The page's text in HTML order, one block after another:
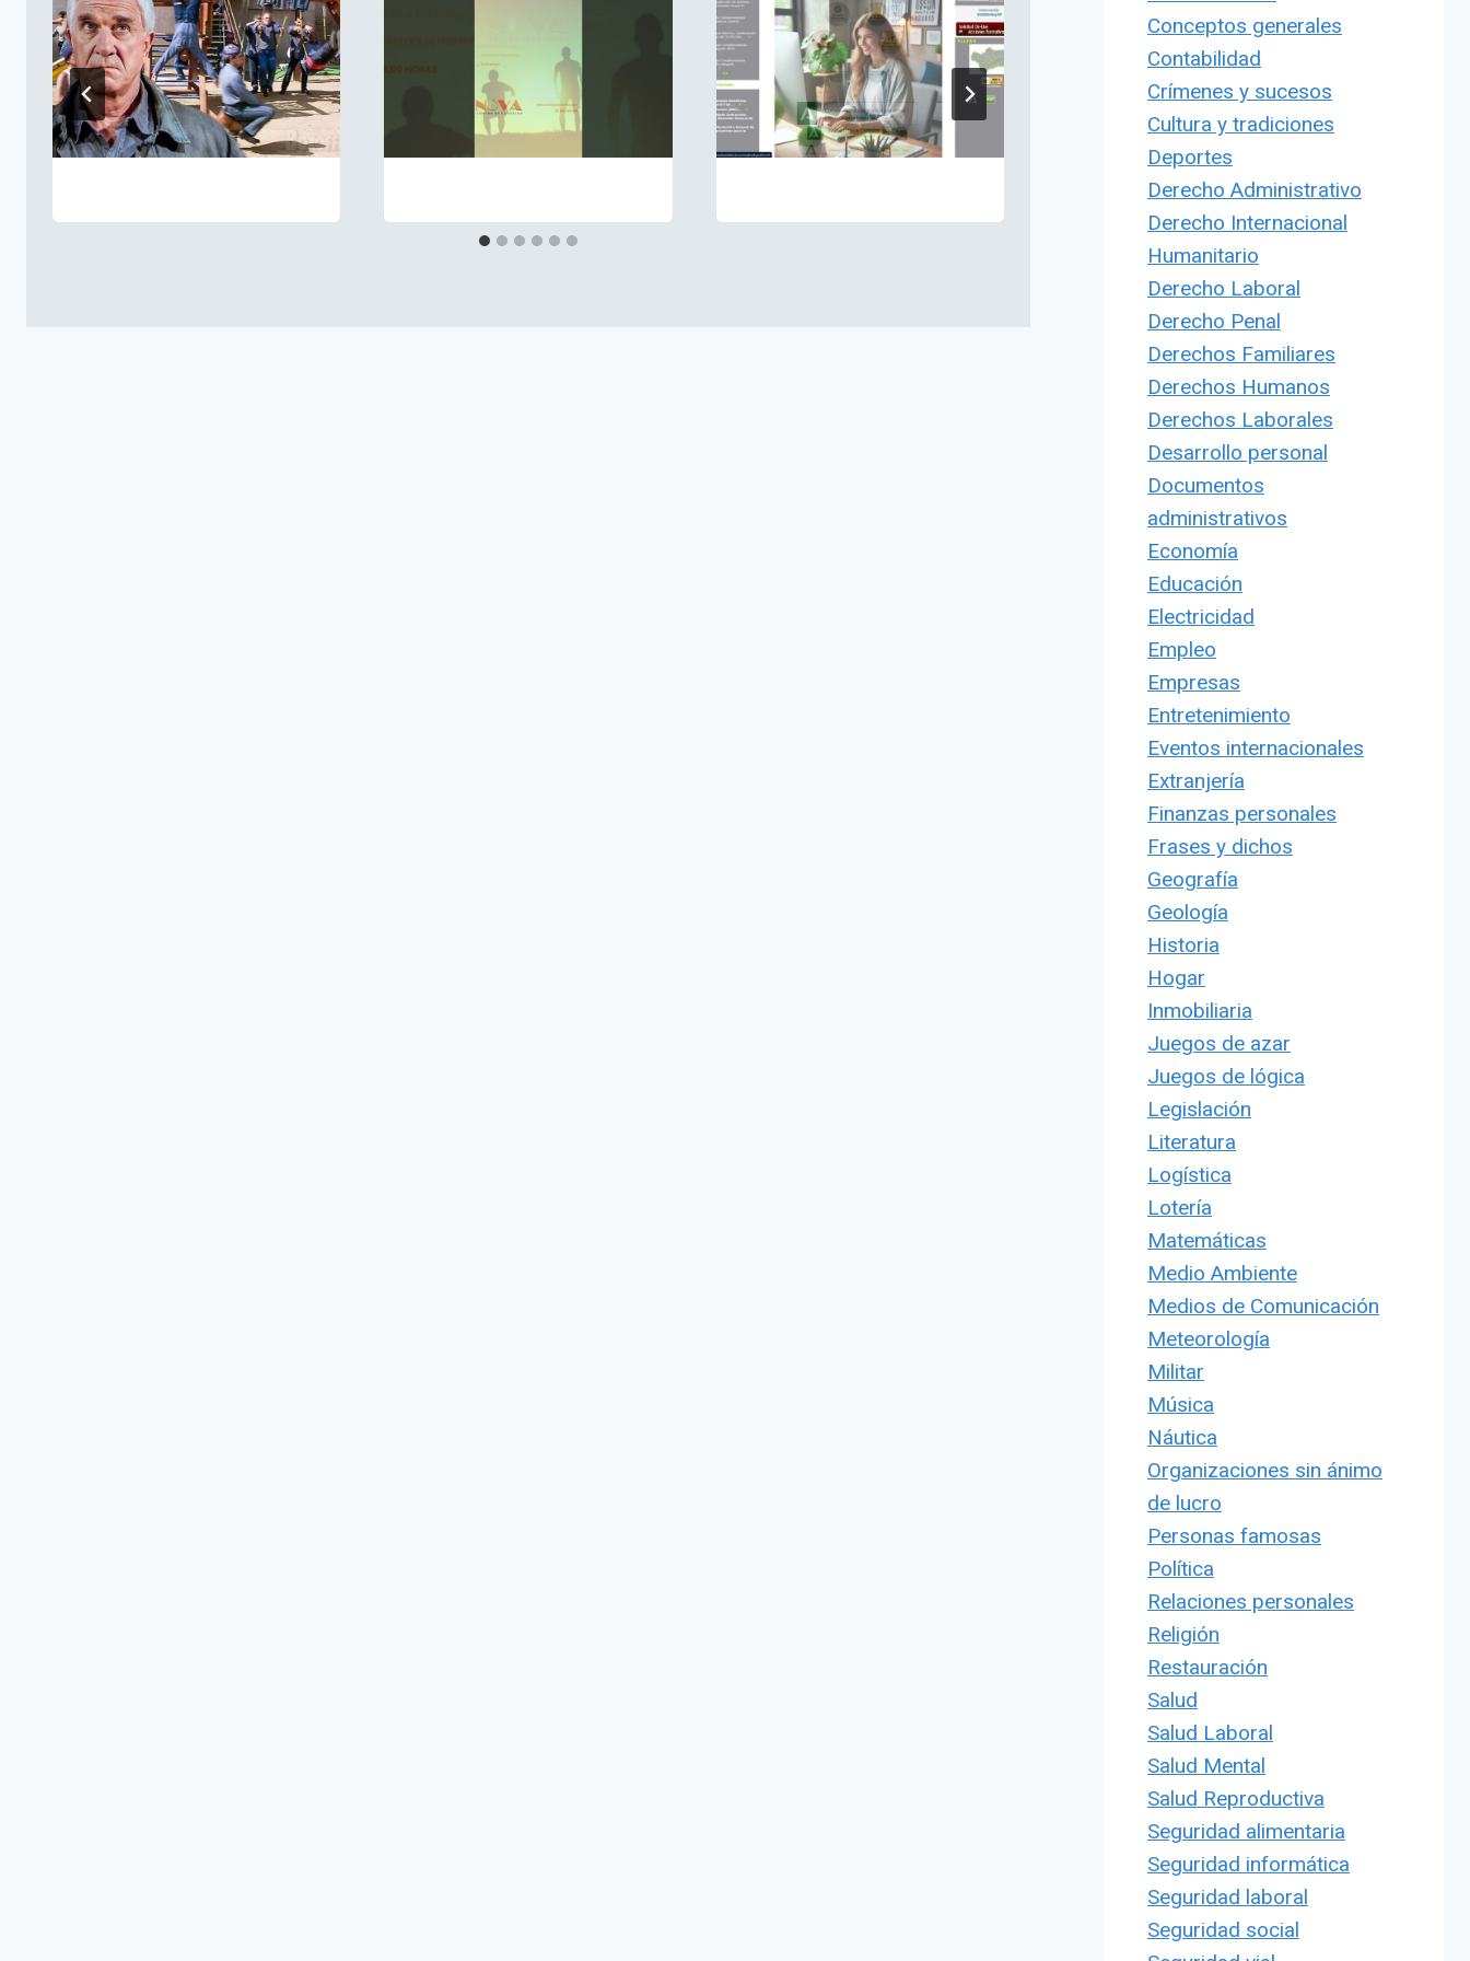
Conceptos generales
Contabilidad
Crímenes y sucesos
Cultura y tradiciones
Deportes
Derecho Administrativo
Derecho Internacional
Humanitario
Derecho Laboral
Derecho Penal
Derechos Familiares
Derechos Humanos
Derechos Laborales
Desarrollo personal
Documentos
administrativos
Economía
Educación
Electricidad
Empleo
Empresas
Entretenimiento
Eventos internacionales
Extranjería
Finanzas personales
Frases y dichos
Geografía
Geología
Historia
Hogar
Inmobiliaria
Juegos de azar
Juegos de lógica
Legislación
Literatura
Logística
Lotería
Matemáticas
Medio Ambiente
Medios de Comunicación
Meteorología
Militar
Música
Náutica
Organizaciones sin ánimo
de lucro
Personas famosas
Política
Relaciones personales
Religión
Restauración
Salud
Salud Laboral
Salud Mental
Salud Reproductiva
Seguridad alimentaria
Seguridad informática
Seguridad laboral
Seguridad social